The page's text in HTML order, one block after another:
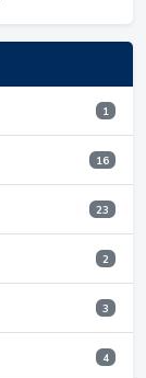
1
16
23
2
3
4